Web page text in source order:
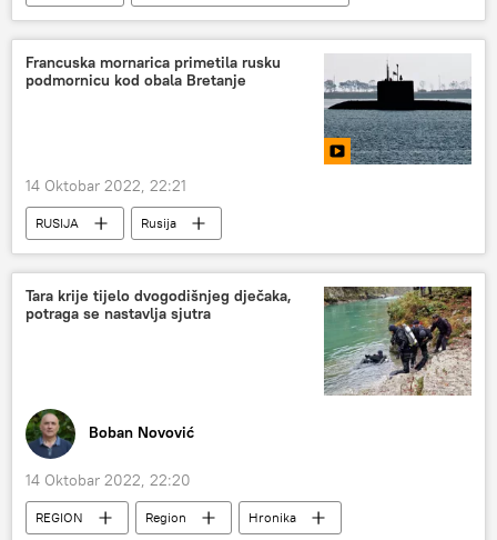
Rusija
Vojska i naoružanje
Analize i mišljenja
Francuska mornarica primetila rusku
podmornicu kod obala Bretanje
14 Oktobar 2022, 22:21
RUSIJA
Rusija
Rusija – vojska i naoružanje
Francuska
ruska podmornica
Tara krije tijelo dvogodišnjeg dječaka,
potraga se nastavlja sjutra
Boban Novović
14 Oktobar 2022, 22:20
REGION Region
Hronika